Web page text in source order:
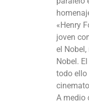
«Henry
joven
el
Nobel.
todo ello
A medio